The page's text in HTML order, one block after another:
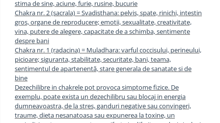
stima de sine, aciune, furie, rusine, bucurie
Chakra nr. 2 (sacrala) = Svadisthana: pelvis, spate, rinichi, intestin
gros, organe de reproducere; emotii, sexualitate, creativitate,
vina, putere de alegere, capacitate de a schimba, sentimente
despre bani
Chakra nr. 1 (radacina) = Muladhara: varful coccisului, perineului,
picioare; siguranta, stabilitate, securitate, bani, teama,
sentimentul de apartenentă, stare generala de sanatate si de
bine
Dezechilibre in chakrele pot provoca simptome fizice. De
exemplu, poate exista un dezechilibru sau blocaj in energia
dumneavoastra, de la stres, ganduri negative sau convingeri,
traume, dieta nesanatoasa sau expunerea la toxine, un